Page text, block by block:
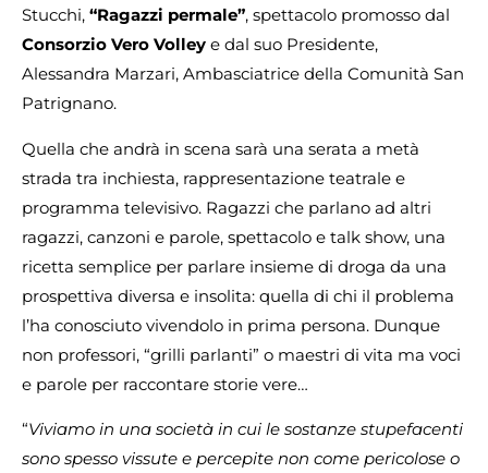
Stucchi, “Ragazzi permale”, spettacolo promosso dal
Consorzio Vero Volley e dal suo Presidente,
Alessandra Marzari, Ambasciatrice della Comunità San
Patrignano.
Quella che andrà in scena sarà una serata a metà
strada tra inchiesta, rappresentazione teatrale e
programma televisivo. Ragazzi che parlano ad altri
ragazzi, canzoni e parole, spettacolo e talk show, una
ricetta semplice per parlare insieme di droga da una
prospettiva diversa e insolita: quella di chi il problema
l’ha conosciuto vivendolo in prima persona. Dunque
non professori, “grilli parlanti” o maestri di vita ma voci
e parole per raccontare storie vere…
“Viviamo in una società in cui le sostanze stupefacenti
sono spesso vissute e percepite non come pericolose o